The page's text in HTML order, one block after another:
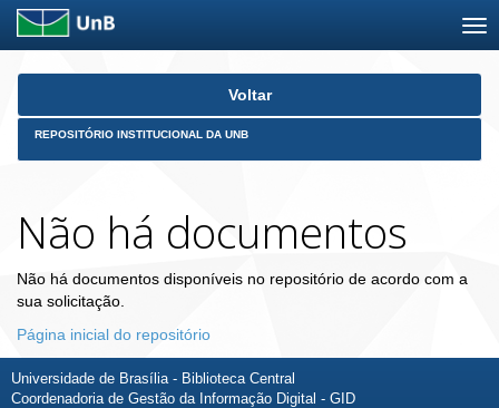
Skip
Voltar
REPOSITÓRIO INSTITUCIONAL DA UNB
Não há documentos
Não há documentos disponíveis no repositório de acordo com a
sua solicitação.
Página inicial do repositório
Universidade de Brasília - Biblioteca Central
Coordenadoria de Gestão da Informação Digital - GID